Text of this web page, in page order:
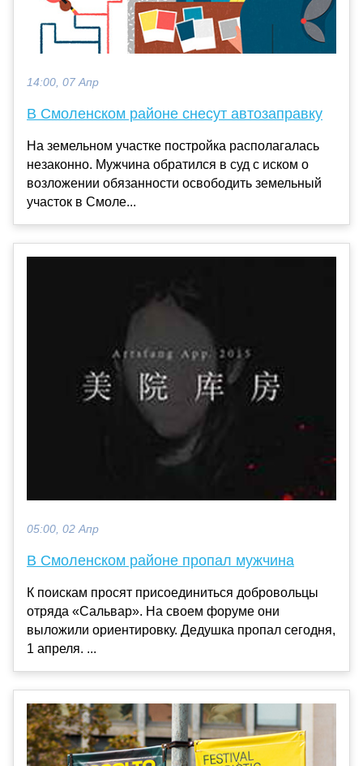
14:00, 07 Апр
В Смоленском районе снесут автозаправку
На земельном участке постройка располагалась
незаконно. Мужчина обратился в суд с иском о
возложении обязанности освободить земельный
участок в Смоле...
05:00, 02 Апр
В Смоленском районе пропал мужчина
К поискам просят присоединиться добровольцы
отряда «Сальвар». На своем форуме они
выложили ориентировку. Дедушка пропал сегодня,
1 апреля. ...